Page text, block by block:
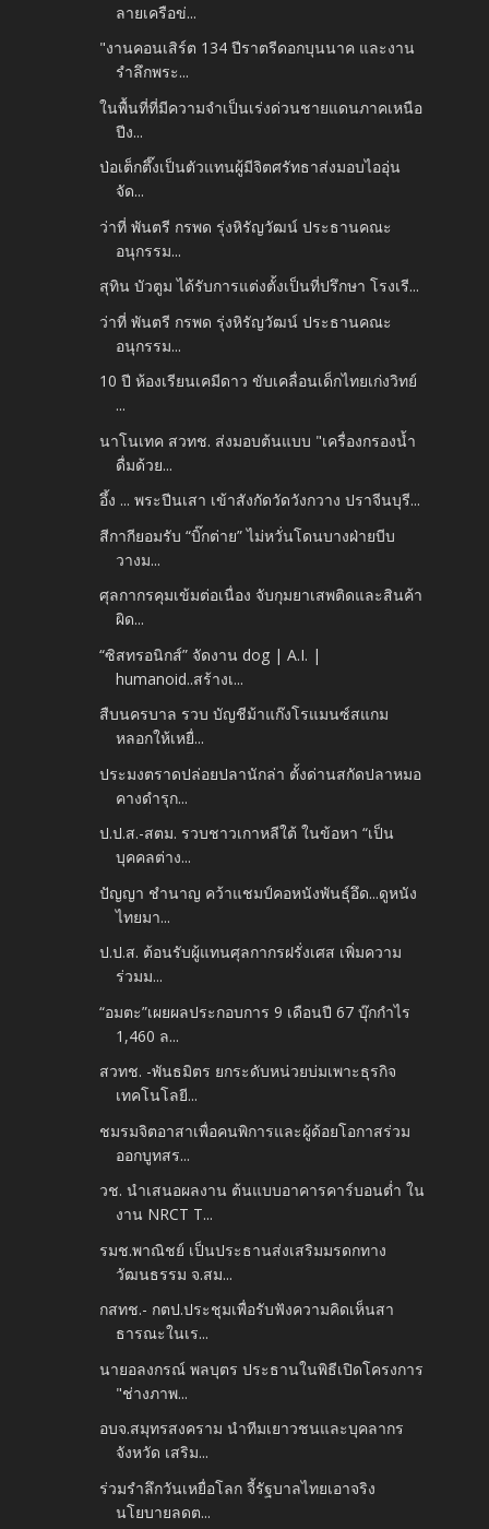
ลายเครือข่...
"งานคอนเสิร์ต 134 ปีราตรีดอกบุนนาค และงาน
รำลึกพระ...
ในพื้นที่ที่มีความจำเป็นเร่งด่วนชายแดนภาคเหนือ
ปีง...
ป่อเต็กตึ๊งเป็นตัวแทนผู้มีจิตศรัทธาส่งมอบไออุ่น
จัด...
ว่าที่ พันตรี กรพด รุ่งหิรัญวัฒน์ ประธานคณะ
อนุกรรม...
สุทิน บัวตูม ได้รับการแต่งตั้งเป็นที่ปรึกษา โรงเรี...
ว่าที่ พันตรี กรพด รุ่งหิรัญวัฒน์ ประธานคณะ
อนุกรรม...
10 ปี ห้องเรียนเคมีดาว ขับเคลื่อนเด็กไทยเก่งวิทย์
...
นาโนเทค สวทช. ส่งมอบต้นแบบ "เครื่องกรองน้ำ
ดื่มด้วย...
อึ้ง ... พระปีนเสา เข้าสังกัดวัดวังกวาง ปราจีนบุรี...
สีกากียอมรับ “บิ๊กต่าย” ไม่หวั่นโดนบางฝ่ายบีบ
วางม...
ศุลกากรคุมเข้มต่อเนื่อง จับกุมยาเสพติดและสินค้า
ผิด...
“ซิสทรอนิกส์” จัดงาน dog | A.I. |
humanoid..สร้างเ...
สืบนครบาล รวบ บัญชีม้าแก๊งโรแมนซ์สแกม
หลอกให้เหยื่...
ประมงตราดปล่อยปลานักล่า ตั้งด่านสกัดปลาหมอ
คางดำรุก...
ป.ป.ส.-สตม. รวบชาวเกาหลีใต้ ในข้อหา “เป็น
บุคคลต่าง...
ปัญญา ชำนาญ คว้าแชมป์คอหนังพันธุ์อึด...ดูหนัง
ไทยมา...
ป.ป.ส. ต้อนรับผู้แทนศุลกากรฝรั่งเศส เพิ่มความ
ร่วมม...
“อมตะ”เผยผลประกอบการ 9 เดือนปี 67 บุ๊กกำไร
1,460 ล...
สวทช. -พันธมิตร ยกระดับหน่วยบ่มเพาะธุรกิจ
เทคโนโลยี...
ชมรมจิตอาสาเพื่อคนพิการและผู้ด้อยโอกาสร่วม
ออกบูทสร...
วช. นำเสนอผลงาน ต้นแบบอาคารคาร์บอนต่ำ ใน
งาน NRCT T...
รมช.พาณิชย์ เป็นประธานส่งเสริมมรดกทาง
วัฒนธรรม จ.สม...
กสทช.- กตป.ประชุมเพื่อรับฟังความคิดเห็นสา
ธารณะในเร...
นายอลงกรณ์ พลบุตร ประธานในพิธีเปิดโครงการ
"ช่างภาพ...
อบจ.สมุทรสงคราม นำทีมเยาวชนและบุคลากร
จังหวัด เสริม...
ร่วมรำลึกวันเหยื่อโลก จี้รัฐบาลไทยเอาจริง
นโยบายลดต...